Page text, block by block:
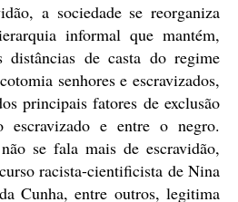
a sociedade se reorganiza
informal que mantém,
distâncias de casta do regime
senhores e escravizados,
principais fatores de exclusão
e entre o negro.
se fala mais de escravidão,
racista-cientificista de Nina
Cunha, entre outros, legitima